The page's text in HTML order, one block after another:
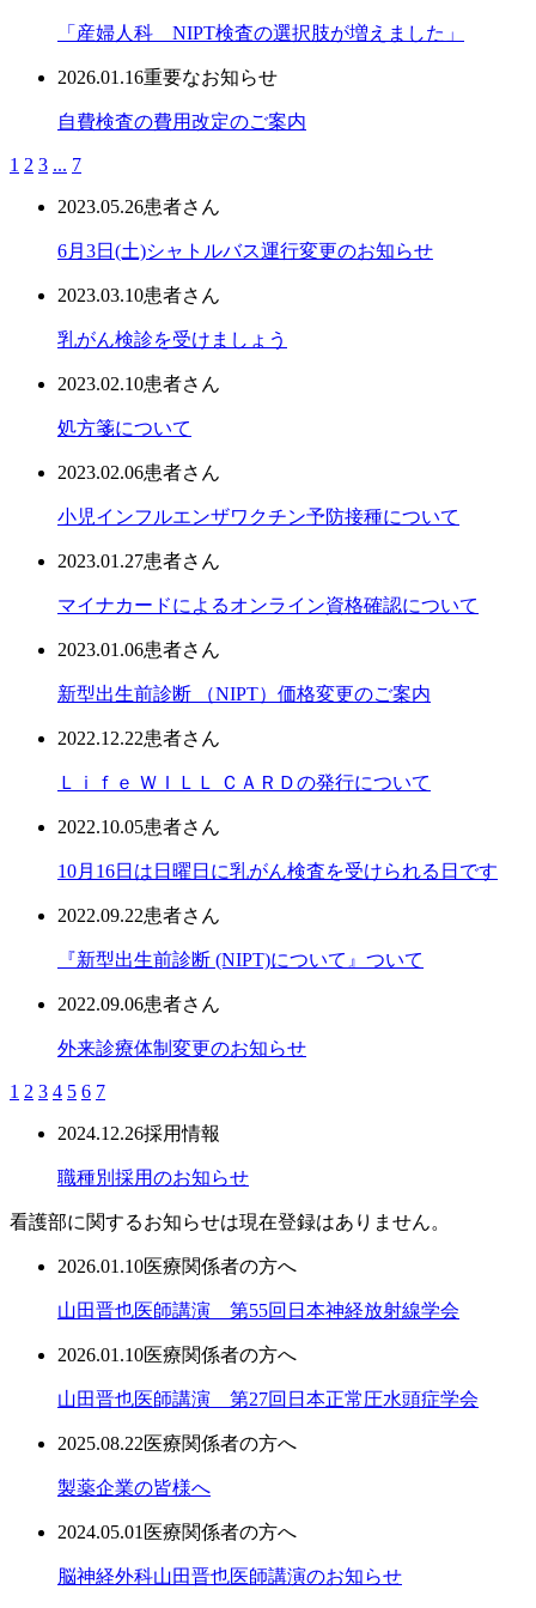
「産婦人科 NIPT検査の選択肢が増えました」
2026.01.16重要なお知らせ
自費検査の費用改定のご案内
1 2 3 ... 7
2023.05.26患者さん
6月3日(土)シャトルバス運行変更のお知らせ
2023.03.10患者さん
乳がん検診を受けましょう
2023.02.10患者さん
処方箋について
2023.02.06患者さん
小児インフルエンザワクチン予防接種について
2023.01.27患者さん
マイナカードによるオンライン資格確認について
2023.01.06患者さん
新型出生前診断 （NIPT）価格変更のご案内
2022.12.22患者さん
Ｌｉｆｅ ＷＩＬＬ ＣＡＲＤの発行について
2022.10.05患者さん
10月16日は日曜日に乳がん検査を受けられる日です
2022.09.22患者さん
『新型出生前診断 (NIPT)について』ついて
2022.09.06患者さん
外来診療体制変更のお知らせ
1 2 3 4 5 6 7
2024.12.26採用情報
職種別採用のお知らせ
看護部に関するお知らせは現在登録はありません。
2026.01.10医療関係者の方へ
山田晋也医師講演 第55回日本神経放射線学会
2026.01.10医療関係者の方へ
山田晋也医師講演 第27回日本正常圧水頭症学会
2025.08.22医療関係者の方へ
製薬企業の皆様へ
2024.05.01 医療関係者の方へ
脳神経外科山田晋也医師講演のお知らせ